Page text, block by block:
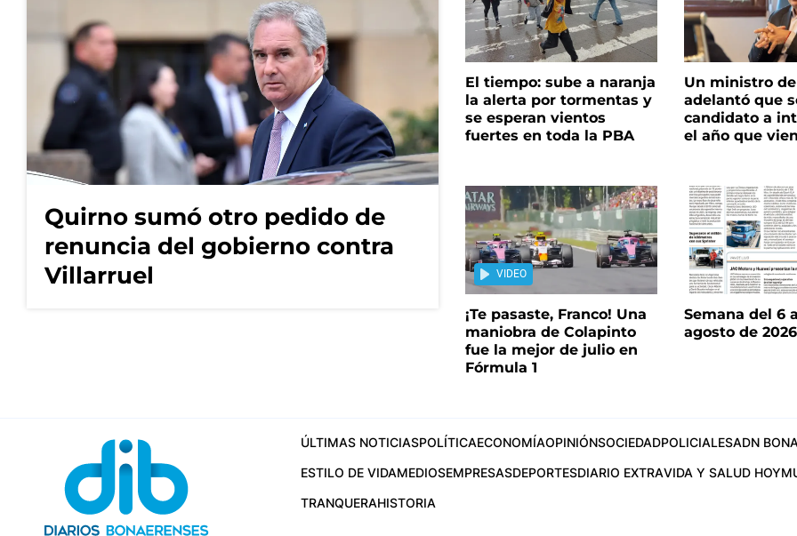
Quirno sumó otro pedido de
renuncia del gobierno contra
Villarruel
El tiempo: sube a naranja
la alerta por tormentas y
se esperan vientos
fuertes en toda la PBA
Un ministro
adelantó que
candidato a
el año que
VIDEO
¡Te pasaste, Franco! Una
maniobra de Colapinto
fue la mejor de julio en
Fórmula 1
Semana del 6
agosto de 2026
ÚLTIMAS NOTICIASPOLÍTICAECONOMÍAOPINIÓNSOCIEDADPOLICIALESADN
ESTILO DE VIDAMEDIOSEMPRESASDEPORTESDIARIO EXTRAVIDA Y SALUD HOY
TRANQUERAHISTORIA